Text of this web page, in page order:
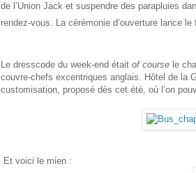
de l’Union Jack et suspendre des parapluies
rendez-vous. La cérémonie d’ouverture lance
Le dresscode du week-end était of course le
couvre-chefs excentriques anglais. Hôtel de la
customisation, proposé dès cet été, où l’on
Et voici le mien :